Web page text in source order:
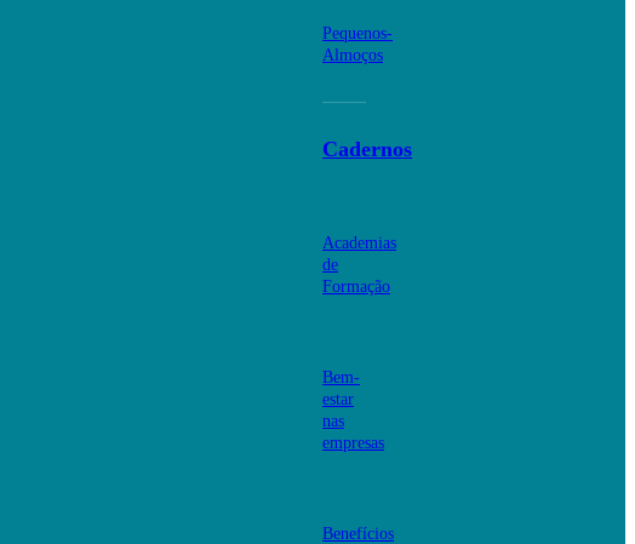
Pequenos-
Almoços
Cadernos
Academias
de
Formação
Bem-
estar
nas
empresas
Benefícios